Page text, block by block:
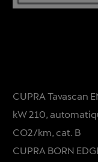
CUPRA Tavascan
kW 210,
CO2/km, cat. B
CUPRA BORN